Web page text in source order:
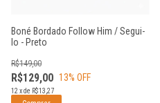
Boné Bordado Follow Him / Segui-
lo - Preto
R$129,00
R$149,00
13% OFF
12 xde R$13,27